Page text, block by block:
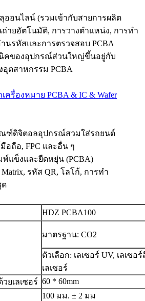
ออนไลน์ (รวมเข้ากับสายการผลิต
ายอัตโนมัติ, การวางตำแหน่ง, การทำ
นรหัสและการตรวจสอบ PCBA
นิคของอุปกรณ์ส่วนใหญ่ขึ้นอยู่กับ
อุตสาหกรรม PCBA
ครื่องหมาย PCBA & IC & Wafer
ฑ์ดิจิตอลอุปกรณ์สวมใส่รถยนต์
อถือ, FPC และอื่น ๆ
แข็งและยืดหยุ่น (PCBA)
รหัส QR, โลโก้, การทำ
ด
HDZ PCBA100
มาตรฐาน: CO2
ตัวเลือก: เลเซอร์ UV, เลเซอ
เลเซอร์
ยเลเซอร์ 60 * 60mm
100 มม. ± 2 มม